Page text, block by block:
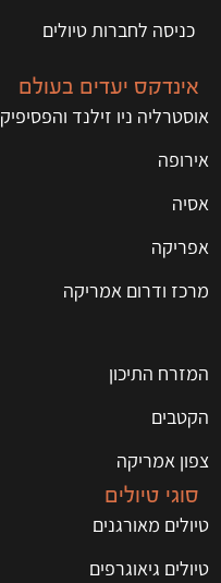
כניסה לחברות טיולים
אינדקס יעדים בעולם
אוסטרליה ניו זילנד והפסיפיק
אירופה
אסיה
אפריקה
מרכז ודרום אמריקה
המזרח התיכון
הקטבים
צפון אמריקה
סוגי טיולים
טיולים מאורגנים
טיולים גיאוגרפים